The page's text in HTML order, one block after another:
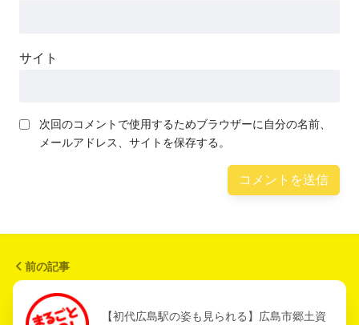
サイト
次回のコメントで使用するためブラウザーに自分の名前、
メールアドレス、サイトを保存する。
前の記事
【初代広島駅の姿も見られる】広島市郷土資